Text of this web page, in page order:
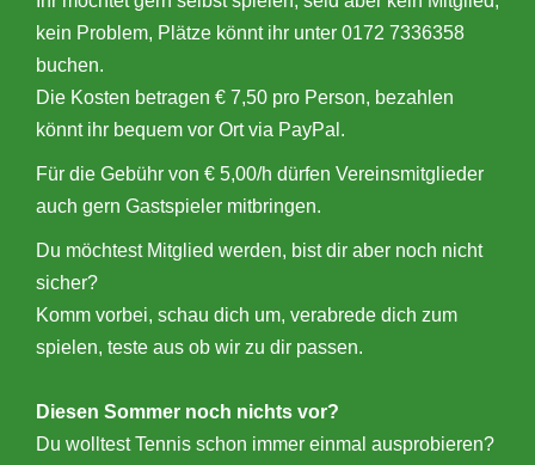
kein Problem, Plätze könnt ihr unter 0172 7336358
buchen.
Die Kosten betragen € 7,50 pro Person, bezahlen
könnt ihr bequem vor Ort via PayPal.
Für die Gebühr von € 5,00/h dürfen Vereinsmitglieder
auch gern Gastspieler mitbringen.
Du möchtest Mitglied werden, bist dir aber noch nicht
sicher?
Komm vorbei, schau dich um, verabrede dich zum
spielen, teste aus ob wir zu dir passen.
Diesen Sommer noch nichts vor?
Du wolltest Tennis schon immer einmal ausprobieren?